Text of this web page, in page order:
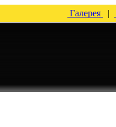
Галерея |